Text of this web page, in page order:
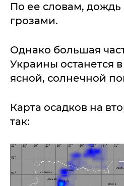
По ее словам,
грозами.
Однако большая
Украины останется
ясной, солнечной
Карта осадков на
так: